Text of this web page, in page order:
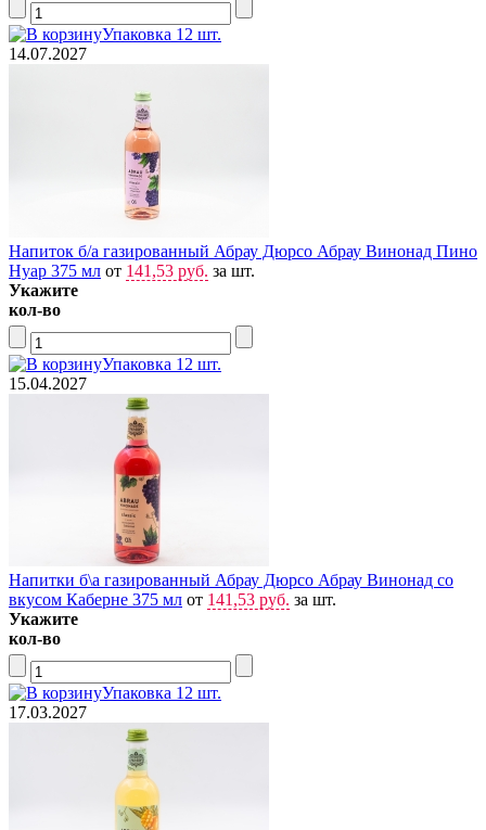
Упаковка 12 шт.
14.07.2027
Напиток б/а газированный Абрау Дюрсо Абрау Винонад Пино
Нуар 375 мл от 141,53 руб. за шт.
Укажите
кол-во
Упаковка 12 шт.
15.04.2027
Напитки б\а газированный Абрау Дюрсо Абрау Винонад со
вкусом Каберне 375 мл от 141,53 руб. за шт.
Укажите
кол-во
Упаковка 12 шт.
17.03.2027